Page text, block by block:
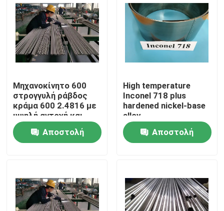
Σπίτι
Προϊόντα
Σχετικά με εμάς
Μηχανοκίνητο 600
στρογγυλή ράβδος
κράμα 600 2.4816 με
υψηλή αντοχή και
καλή εργασιακή
ικανότηταΑποστολή
High temperature
Inconel 718 plus
hardened nickel-base
alloy
Αποστολή